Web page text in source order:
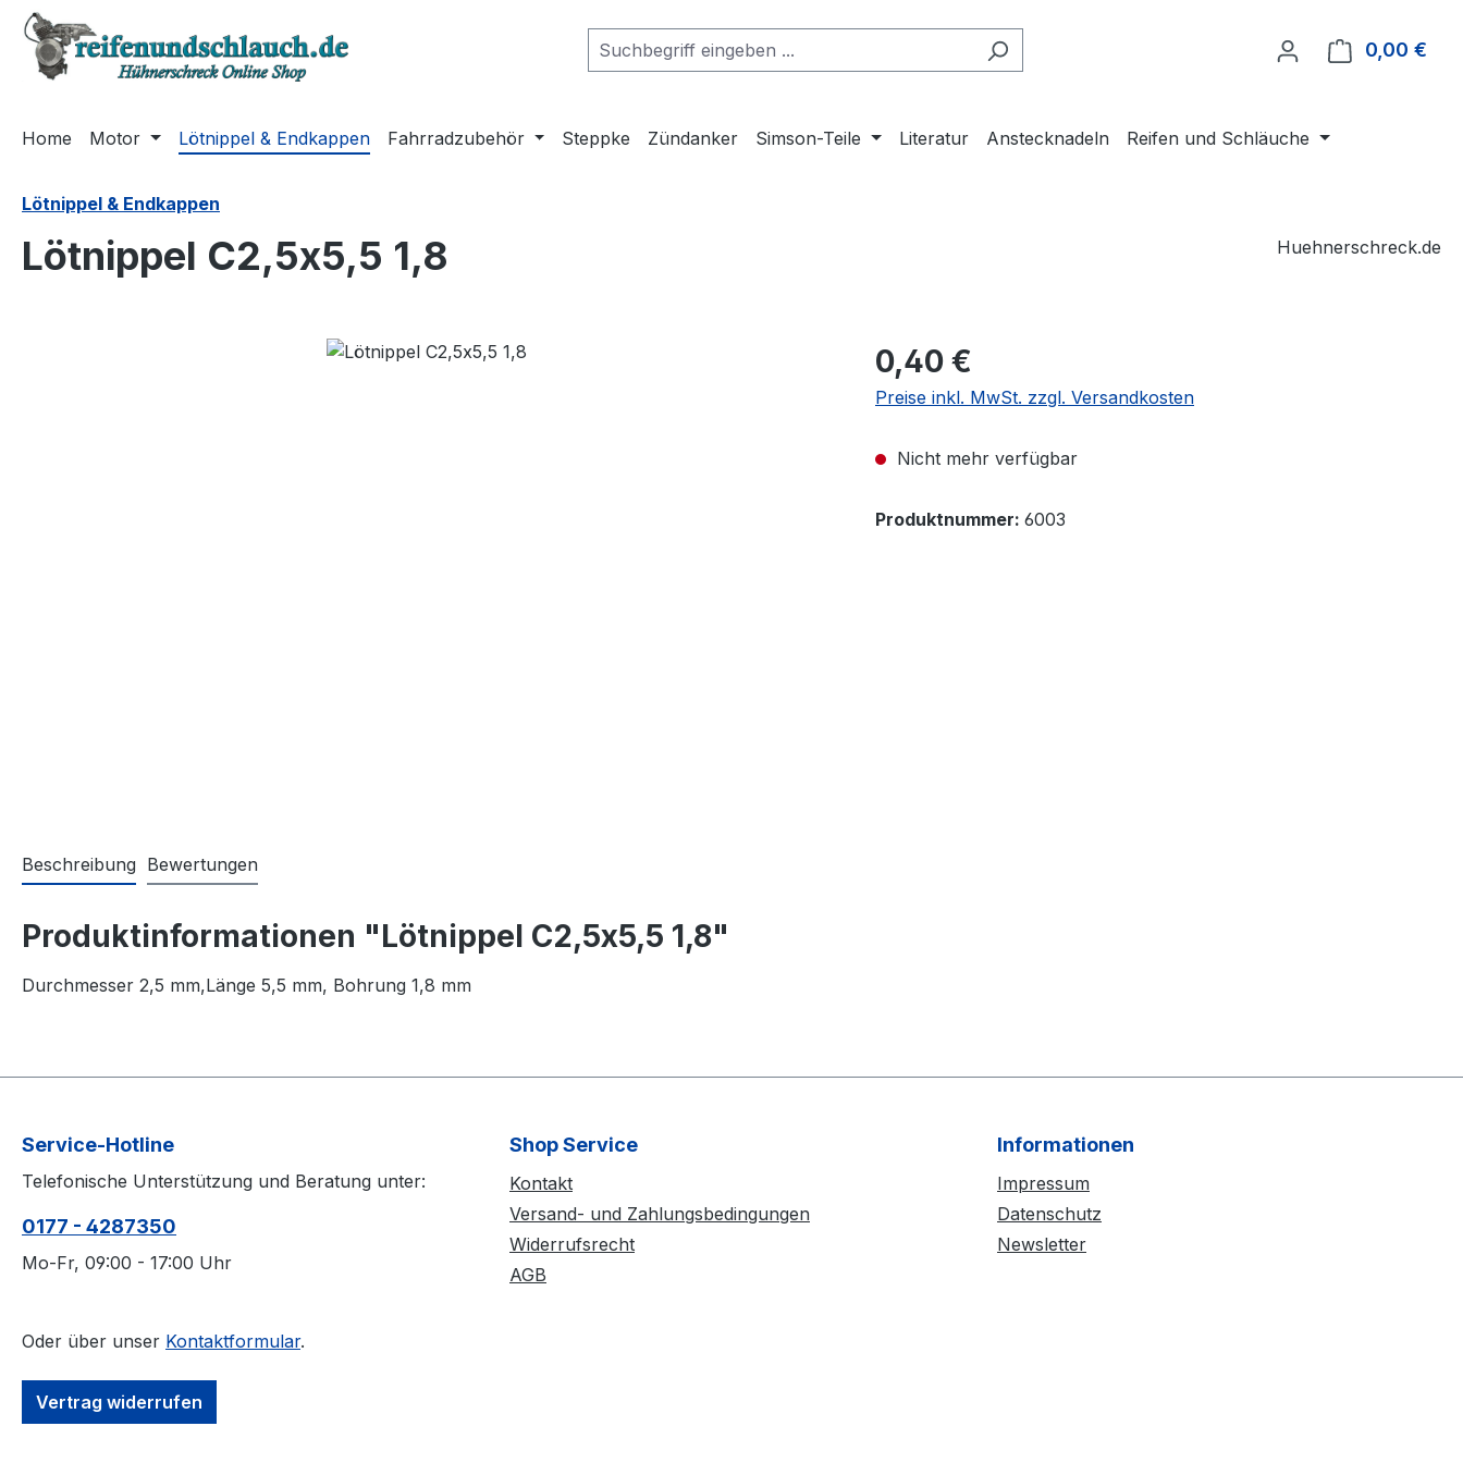
Hauptinhalt springen
Zur Suche springen
Zur Hauptnavigation springen
0,00 €
Home Motor Lötnippel & Endkappen Fahrradzubehör Steppke Zündanker Simson-Teile Literatur Anstecknadeln Reifen und Schläuche
Lötnippel & Endkappen
Lötnippel C2,5x5,5 1,8 Huehnerschreck.de
Regulärer Preis:
0,40 €
Preise inkl. MwSt. zzgl. Versandkosten
Nicht mehr verfügbar
Produktnummer: 6003
Beschreibung Bewertungen
Produktinformationen "Lötnippel C2,5x5,5 1,8"
Durchmesser 2,5 mm,Länge 5,5 mm, Bohrung 1,8 mm
Service-Hotline
Telefonische Unterstützung und Beratung unter:
0177 - 4287350
Mo-Fr, 09:00 - 17:00 Uhr
Oder über unser Kontaktformular.
Vertrag widerrufen
Shop Service
Kontakt
Versand- und Zahlungsbedingungen
Widerrufsrecht
AGB
Informationen
Impressum
Datenschutz
Newsletter